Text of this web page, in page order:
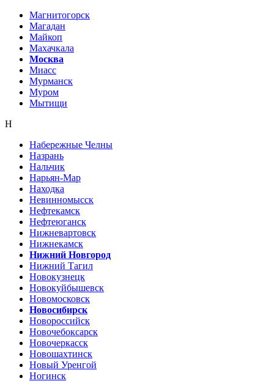
Магнитогорск
Магадан
Майкоп
Махачкала
Москва
Миасс
Мурманск
Муром
Мытищи
Н
Набережные Челны
Назрань
Нальчик
Нарьян-Мар
Находка
Невинномысск
Нефтекамск
Нефтеюганск
Нижневартовск
Нижнекамск
Нижний Новгород
Нижний Тагил
Новокузнецк
Новокуйбышевск
Новомосковск
Новосибирск
Новороссийск
Новочебоксарск
Новочеркасск
Новошахтинск
Новый Уренгой
Ногинск